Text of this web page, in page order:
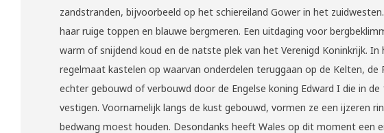
zandstranden, bijvoorbeeld op het schiereiland Gower in het
haar ruige toppen en blauwe bergmeren. Een uitdaging voor
warm of snijdend koud en de natste plek van het Verenigd Koninkrijk.
regelmaat kastelen op waarvan onderdelen teruggaan op de Kelten,
echter gebouwd of verbouwd door de Engelse koning Edward I die in de
vestigen. Voornamelijk langs de kust gebouwd, vormen ze een ijzeren
bedwang moest houden. Desondanks heeft Wales op dit moment een